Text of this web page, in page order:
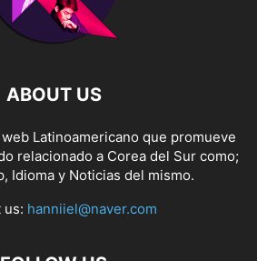
ABOUT US
Latinoamericano que promueve
relacionado a Corea del Sur como;
Idioma y Noticias del mismo.
us: hanniiel@naver.com